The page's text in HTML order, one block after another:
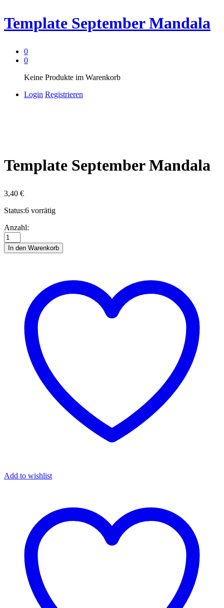
Template September Mandala
0
0
Keine Produkte im Warenkorb
Login Registrieren
Template September Mandala
3,40 €
Status:6 vorrätig
Template
September
Mandala
Anzahl
Anzahl:
In den Warenkorb
Add to wishlist